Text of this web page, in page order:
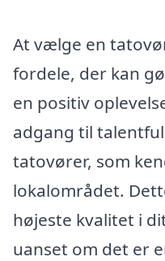
At vælge en
fordele, der kan
en positiv
adgang til
tatovører, som
lokalområdet.
højeste kvalitet i
uanset om det er